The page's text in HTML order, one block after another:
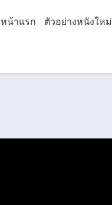
หน้าแรก ตัวอย่างหนังใหม่